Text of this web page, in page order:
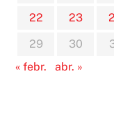
22
23
29
30
« febr.
abr. »